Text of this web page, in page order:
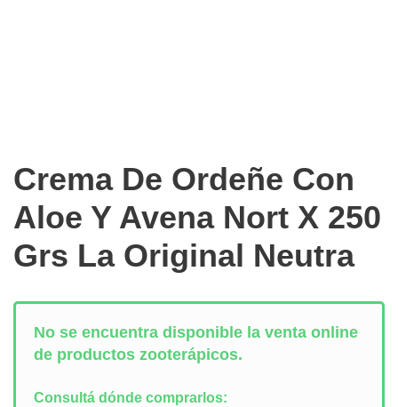
Crema De Ordeñe Con
Aloe Y Avena Nort X 250
Grs La Original Neutra
No se encuentra disponible la venta online
de productos zooterápicos.
Consultá dónde comprarlos: